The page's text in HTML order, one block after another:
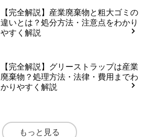
【完全解説】産業廃棄物と粗大ゴミの
違いとは？処分方法・注意点をわかり
やすく解説
【完全解説】グリーストラップは産業
廃棄物？処理方法・法律・費用までわ
かりやすく解説
もっと見る